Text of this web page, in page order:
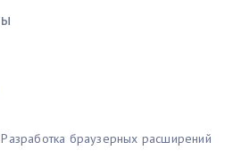
Разработка браузерных расширений